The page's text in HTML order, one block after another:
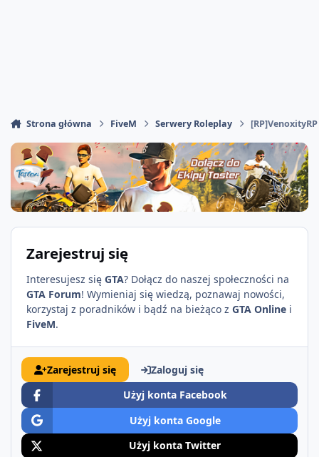
Strona główna FiveM Serwery Roleplay [RP]VenoxityRP
Zarejestruj się
Interesujesz się GTA? Dołącz do naszej społeczności na
GTA Forum! Wymieniaj się wiedzą, poznawaj nowości,
korzystaj z poradników i bądź na bieżąco z GTA Online i
FiveM.
Zarejestruj się
Zaloguj się
Użyj konta Facebook
Użyj konta Google
Użyj konta Twitter